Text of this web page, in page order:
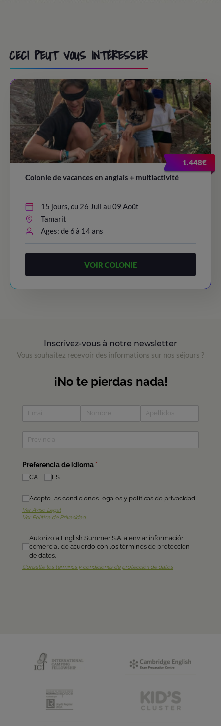
CECI PEUT VOUS INTÉRESSER
1.448€
Colonie de vacances en anglais + multiactivité
15 jours, du 26 Juil au 09 Août
Tamarit
Ages: de 6 à 14 ans
VOIR COLONIE
Inscrivez-vous à notre newsletter
Vous souhaitez recevoir des informations sur nos séjours ?